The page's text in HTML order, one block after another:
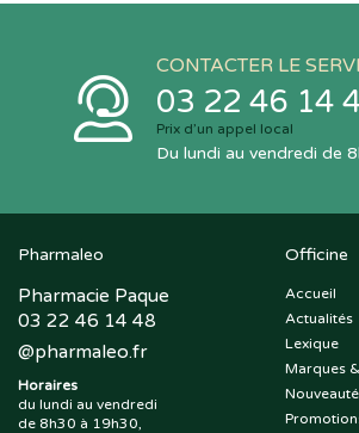
CONTACTER LE
03 22 46 14
Prix d’un appel local
Du lundi au vendredi de
Pharmaleo
Pharmacie Paque
03 22 46 14 48
@pharmaleo.fr
Horaires
du lundi au vendredi
de 8h30 à 19h30,
Officine
Accueil
Actualités
Lexique
Marques